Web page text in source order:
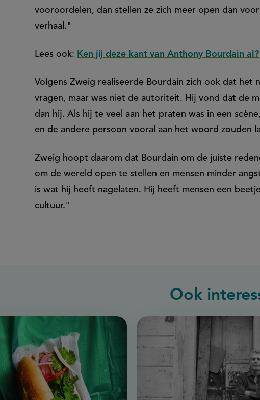
vooroordelen, dan stellen ze zich meer open dan
verhaal."
Lees ook: Ken jij deze kant van Anthony Bourdain al?
Volgens Zweig realiseerde Bourdain zich ook dat het
vragen, maar was niet de autoriteit. Hij vond dat de
dan hij. Als hij te veel aan het praten was in een
en de andere persoon vooral aan het woord zouden
Zweig hoopt daarom dat Bourdain om de juiste
om de wereld open te stellen en mensen minder
is wat hij heeft nagelaten. Hij heeft mensen een
cultuur."
Ook